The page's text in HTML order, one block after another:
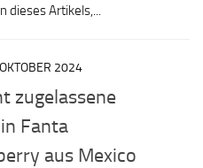
dieses Artikels,...
2024
zugelassene
Fanta
aus Mexico